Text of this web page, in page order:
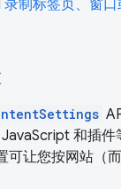
录制标签页、窗
和插件
可让您按网站（